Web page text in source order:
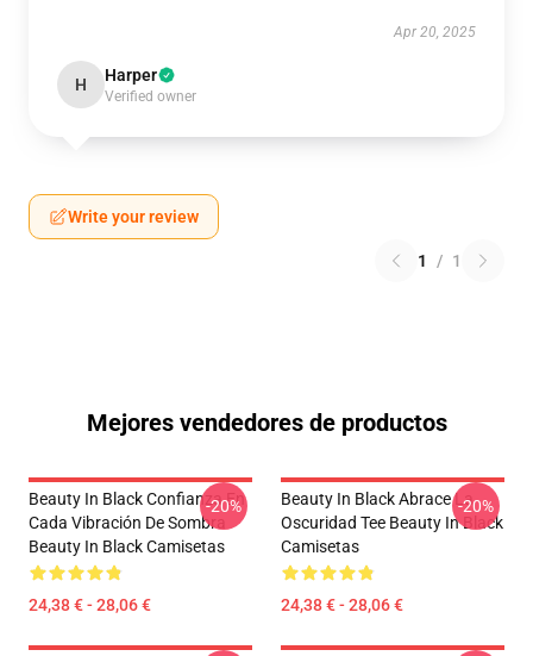
Apr 20, 2025
H Harper
Verified owner
Write your review
1 / 1
Mejores vendedores de productos
Beauty In Black Confianza En
Cada Vibración De Sombra
Beauty In Black Camisetas
24,38 € - 28,06 €
-20%
Beauty In Black Abrace La
Oscuridad Tee Beauty In Black
Camisetas
24,38 € - 28,06 €
-20%